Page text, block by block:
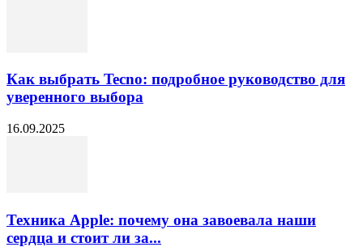
Как выбрать Tecno: подробное руководство для
уверенного выбора
16.09.2025
Техника Apple: почему она завоевала наши
сердца и стоит ли за...